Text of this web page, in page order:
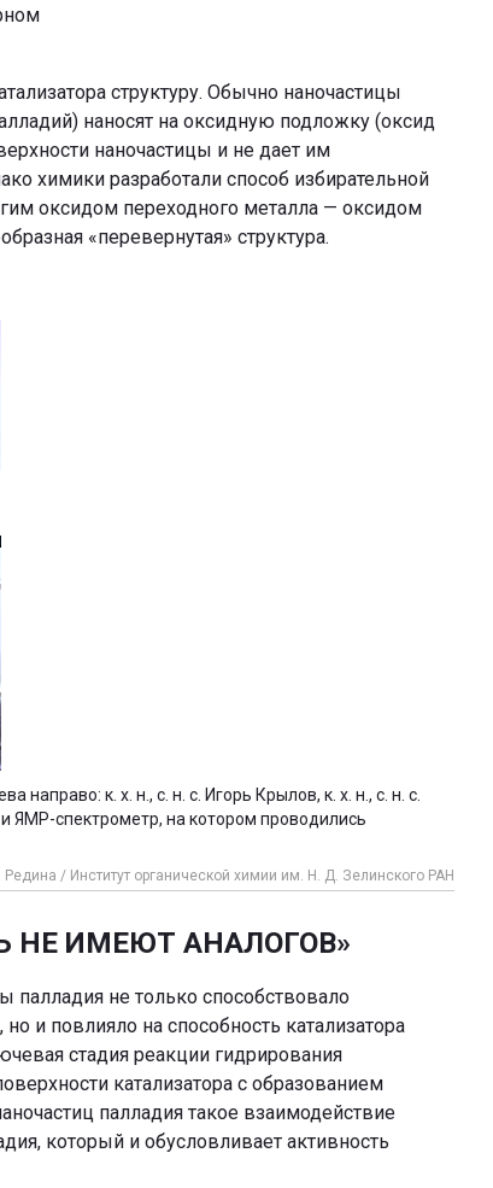
структуру. Обычно наночастицы
наносят на оксидную подложку (оксид
наночастицы и не дает им
химики разработали способ избирательной
оксидом переходного металла — оксидом
«перевернутая» структура.
направо: к. х. н., с. н. с. Игорь Крылов, к. х. н., с. н. с.
ЯМР-спектрометр, на котором проводились
Редина / Институт органической химии им. Н. Д. Зелинского РАН
НЕ ИМЕЮТ АНАЛОГОВ»
палладия не только способствовало
и повлияло на способность катализатора
стадия реакции гидрирования
катализатора с образованием
палладия такое взаимодействие
который и обусловливает активность